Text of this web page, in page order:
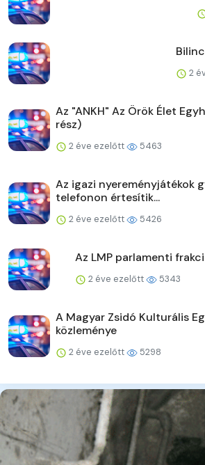
2
Az "ANKH" Az Örök Élet
rész)
2 éve ezelőtt 5463
Az igazi nyereményjátékok
telefonon értesítik...
2 éve ezelőtt 5426
Az LMP parlamenti
2 éve ezelőtt 5343
A Magyar Zsidó Kulturális
közleménye
2 éve ezelőtt 5298